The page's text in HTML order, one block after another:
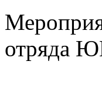
отряда